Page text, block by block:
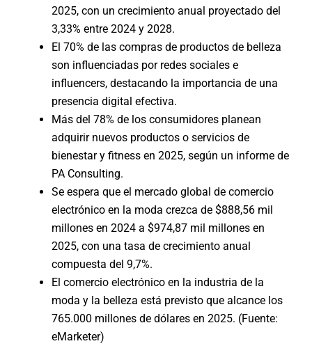
2025,con un crecimiento anual proyectado del
3,33% entre 2024 y 2028.
El70% de las compras de productos de belleza
son influenciadas por redes sociales e
influencers, destacando la importancia de una
presencia digital efectiva.
Más del78% de los consumidores planean
adquirir nuevos productos o servicios de
bienestar y fitness en 2025, según un informe de
PA Consulting.
Se espera que el mercado global de comercio
electrónico en la moda crezca de$888,56 mil
millones en 2024 a$974,87 mil millones en
2025, con una tasa de crecimiento anual
compuesta del9,7%.
El comercio electrónico en la industria de la
moda y la belleza está previsto que alcance los
765.000 millones de dólares en 2025. (Fuente:
eMarketer)